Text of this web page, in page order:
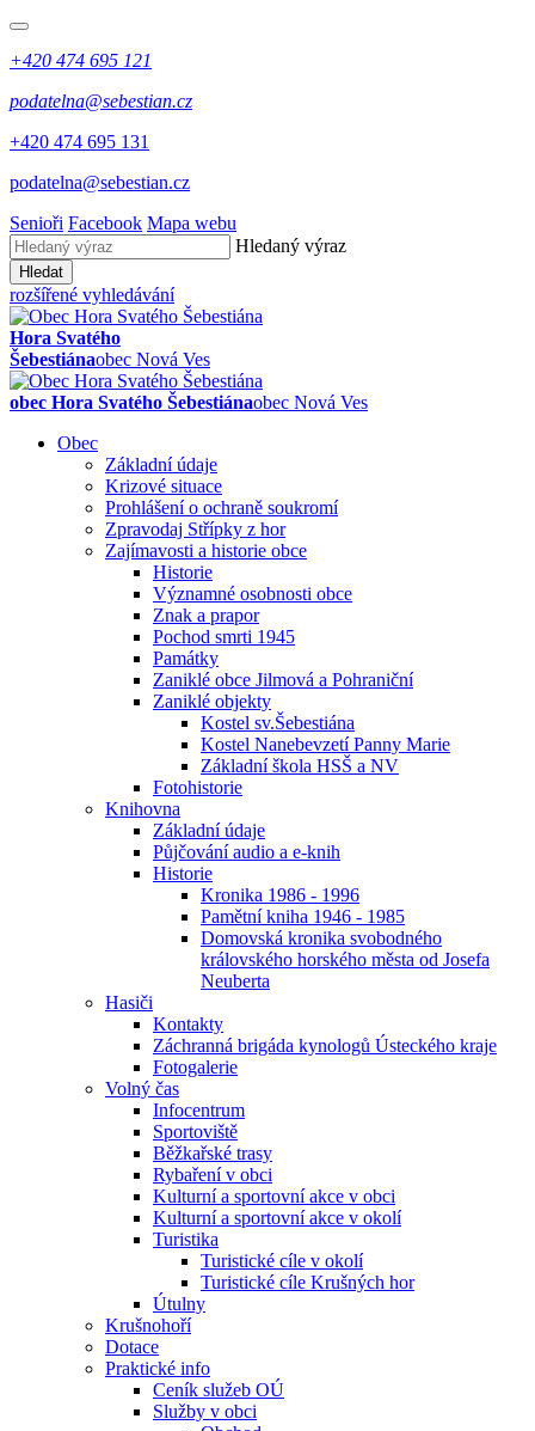
+420 474 695 121
podatelna@sebestian.cz
+420 474 695 131
podatelna@sebestian.cz
Senioři Facebook Mapa webu
Hledaný výraz
Hledat
rozšířené vyhledávání
Hora Svatého
Šebestiánaobec Nová Ves
obec Hora Svatého Šebestiánaobec Nová Ves
Obec
Základní údaje
Krizové situace
Prohlášení o ochraně soukromí
Zpravodaj Střípky z hor
Zajímavosti a historie obce
Historie
Významné osobnosti obce
Znak a prapor
Pochod smrti 1945
Památky
Zaniklé obce Jilmová a Pohraniční
Zaniklé objekty
Kostel sv.Šebestiána
Kostel Nanebevzetí Panny Marie
Základní škola HSŠ a NV
Fotohistorie
Knihovna
Základní údaje
Půjčování audio a e-knih
Historie
Kronika 1986 - 1996
Pamětní kniha 1946 - 1985
Domovská kronika svobodného
královského horského města od Josefa
Neuberta
Hasiči
Kontakty
Záchranná brigáda kynologů Ústeckého kraje
Fotogalerie
Volný čas
Infocentrum
Sportoviště
Běžkařské trasy
Rybaření v obci
Kulturní a sportovní akce v obci
Kulturní a sportovní akce v okolí
Turistika
Turistické cíle v okolí
Turistické cíle Krušných hor
Útulny
Krušnohoří
Dotace
Praktické info
Ceník služeb OÚ
Služby v obci